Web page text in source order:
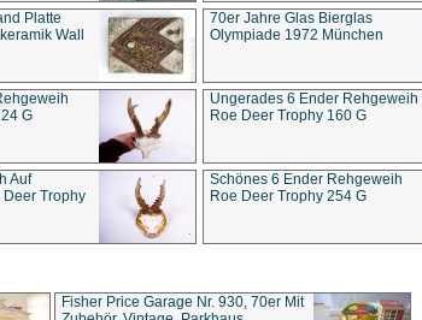
Platte
Wall
70er Jahre Glas Bierglas
Olympiade 1972 München
G
Ungerades 6 Ender Rehgeweih
Roe Deer Trophy 160 G
Auf
Deer Trophy
Schönes 6 Ender Rehgeweih
Roe Deer Trophy 254 G
Fisher Price Garage Nr. 930, 70er Mit